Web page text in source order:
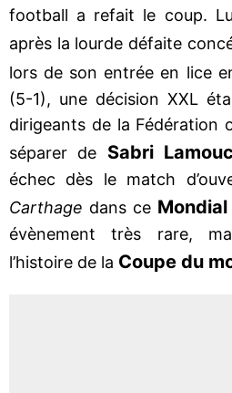
football a refait le coup.
après la lourde défaite
lors de son entrée en lice
(5-1), une décision XXL
dirigeants de la Fédération
séparer de Sabri
échec dès le match
Carthage dans ce
évènement très rare,
l’histoire de la Coupe du